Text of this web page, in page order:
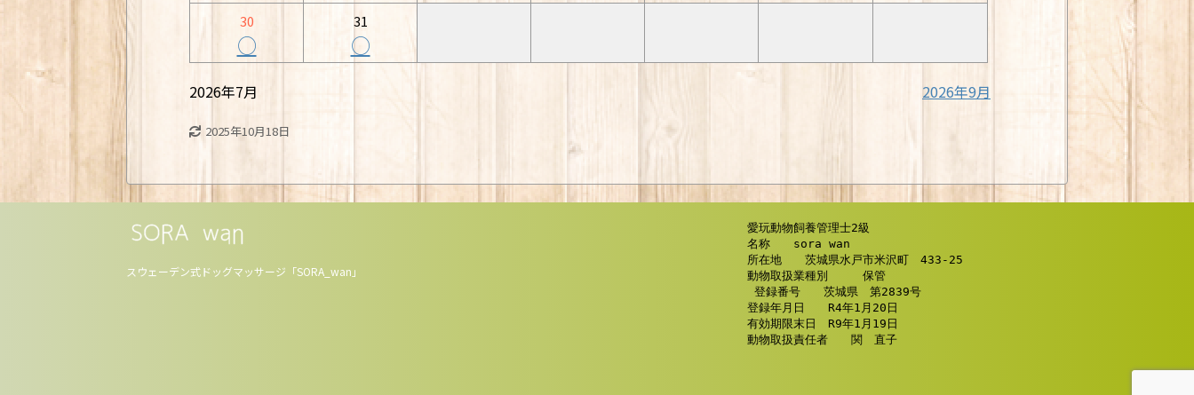
30
○
31
○
2026年7月 2026年9月
2025年10月18日
愛玩動物飼養管理士2級
名称　　sora wan
所在地　　茨城県水戸市米沢町　433-25
動物取扱業種別　　　保管
登録年月日　　R4年1月20日
有効期限末日　R9年1月19日
動物取扱責任者　　関　直子
スウェーデン式ドッグマッサージ「SORA_wan」